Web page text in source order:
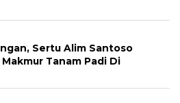
Sertu Alim Santoso
Tanam Padi Di